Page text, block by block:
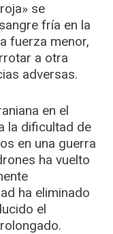
se
fría en la
fuerza menor,
a otra
adversas.
en el
la dificultad de
en una guerra
ha vuelto
ha eliminado
el